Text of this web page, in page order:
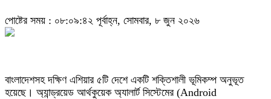
পোষ্টের সময় : ০৮:০৯:৪২ পূর্বাহ্ন, সোমবার, ৮ জুন ২০২৬
বাংলাদেশসহ দক্ষিণ এশিয়ার ৫টি দেশে একটি শক্তিশালী ভূমিকম্প অনুভূত
হয়েছে। অ্যান্ড্রয়েড আর্থকুয়েক অ্যালার্ট সিস্টেমের (Android